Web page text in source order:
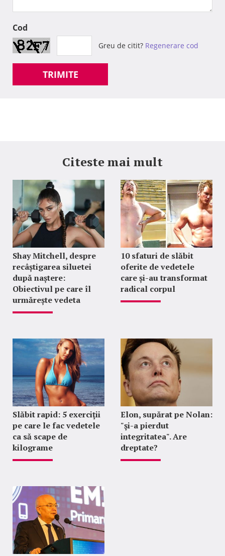
Cod
Greu de citit? Regenerare cod
TRIMITE
Citeste mai mult
Shay Mitchell, despre
recâștigarea siluetei
după naștere:
Obiectivul pe care îl
urmărește vedeta
10 sfaturi de slăbit
oferite de vedetele
care și-au transformat
radical corpul
Slăbit rapid: 5 exerciţii
pe care le fac vedetele
ca să scape de
kilograme
Elon, supărat pe Nolan:
"şi-a pierdut
integritatea". Are
dreptate?